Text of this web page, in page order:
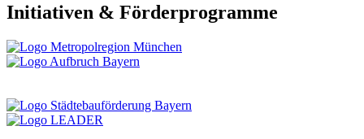
Initiativen & Förderprogramme